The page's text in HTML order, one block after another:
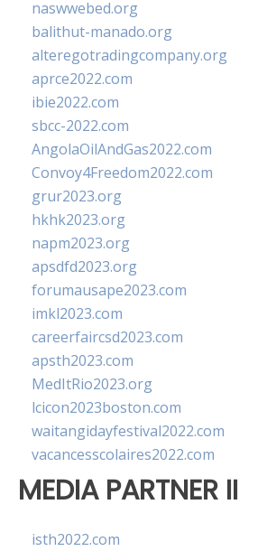
naswwebed.org
balithut-manado.org
alteregotradingcompany.org
aprce2022.com
ibie2022.com
sbcc-2022.com
AngolaOilAndGas2022.com
Convoy4Freedom2022.com
grur2023.org
hkhk2023.org
napm2023.org
apsdfd2023.org
forumausape2023.com
imkl2023.com
careerfaircsd2023.com
apsth2023.com
MedItRio2023.org
lcicon2023boston.com
waitangidayfestival2022.com
vacancesscolaires2022.com
MEDIA PARTNER II
isth2022.com